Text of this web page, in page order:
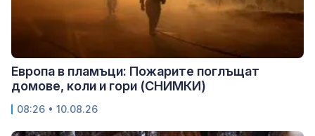
Европа в пламъци: Пожарите поглъщат
домове, коли и гори (СНИМКИ)
08:26 • 10.08.26